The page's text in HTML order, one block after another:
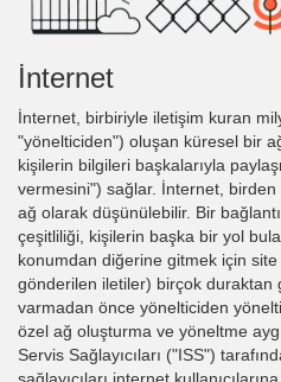
İnternet
İnternet, birbiriyle iletişim kuran
"yönelticiden") oluşan küresel bir
kişilerin bilgileri başkalarıyla
vermesini") sağlar. İnternet,
ağ olarak düşünülebilir. Bir
çeşitliliği, kişilerin başka bir yol
konumdan diğerine gitmek için
gönderilen iletiler) birçok duraktan
varmadan önce yönelticiden
özel ağ oluşturma ve yöneltme
Servis Sağlayıcıları ("ISS")